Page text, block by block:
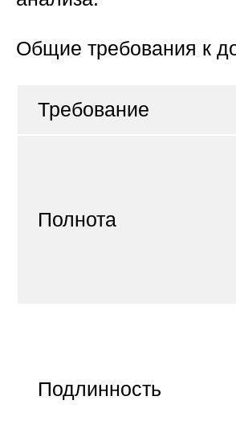
Общие требования к
Требование
Полнота
Подлинность